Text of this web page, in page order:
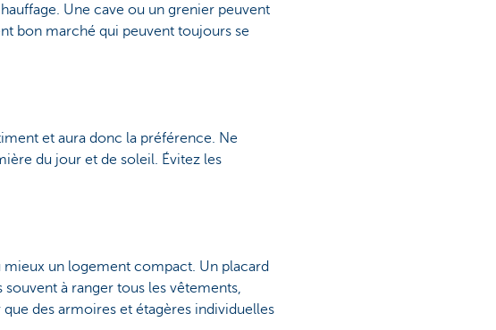
Une cave ou un grenier peuvent
bon marché qui peuvent toujours se
et aura donc la préférence. Ne
du jour et de soleil. Évitez les
un logement compact. Un placard
à ranger tous les vêtements,
des armoires et étagères individuelles